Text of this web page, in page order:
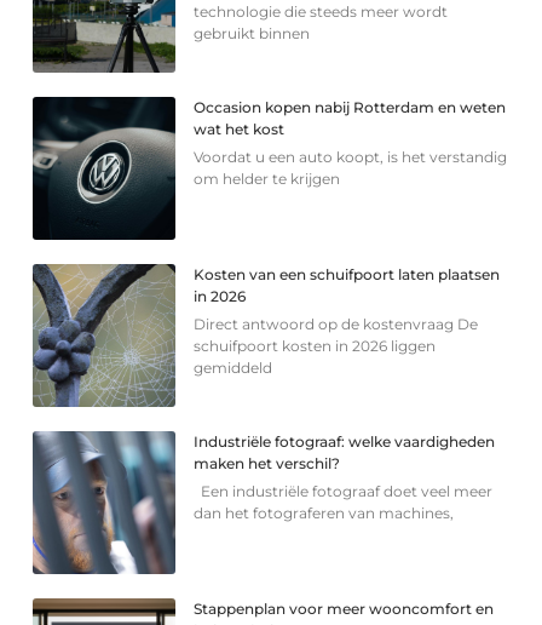
technologie die steeds meer wordt
gebruikt binnen
Occasion kopen nabij Rotterdam en weten
wat het kost
Voordat u een auto koopt, is het verstandig
om helder te krijgen
Kosten van een schuifpoort laten plaatsen
in 2026
Direct antwoord op de kostenvraag De
schuifpoort kosten in 2026 liggen
gemiddeld
Industriële fotograaf: welke vaardigheden
maken het verschil?
Een industriële fotograaf doet veel meer
dan het fotograferen van machines,
Stappenplan voor meer wooncomfort en